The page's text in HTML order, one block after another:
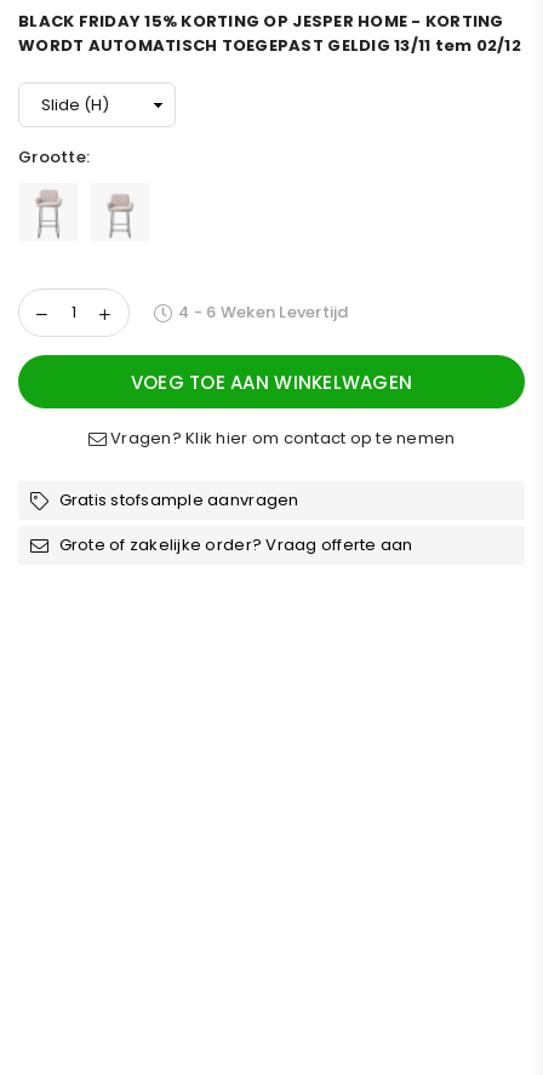
BLACK FRIDAY 15% KORTING OP JESPER HOME - KORTING
WORDT AUTOMATISCH TOEGEPAST GELDIG 13/11 tem 02/12
Grootte:
4 - 6 Weken Levertijd
VOEG TOE AAN WINKELWAGEN
Vragen? Klik hier om contact op te nemen
Gratis stofsample aanvragen
Grote of zakelijke order? Vraag offerte aan